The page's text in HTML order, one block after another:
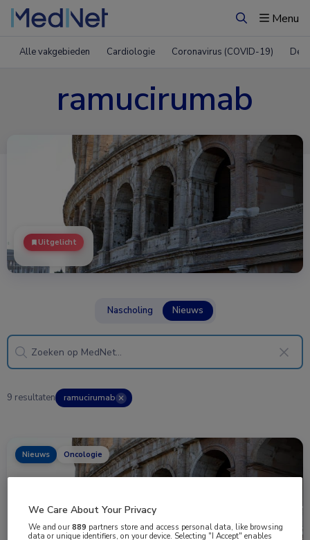
ZoekenMenu
Alle vakgebieden Cardiologie Coronavirus (COVID-19)
ramucirumab
Uitgelicht
Nascholing Nieuws
9 resultaten ramucirumab ✕
Nieuws Oncologie
We Care About Your Privacy
We and our889 partners store and access personal data, like browsing
data or unique identifiers, on your device. Selecting "I Accept" enables